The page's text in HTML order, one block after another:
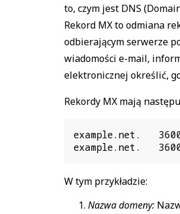
to, czym jest DNS
Rekord MX to odmiana
odbierającym serwerze
wiadomości e-mail,
elektronicznej określić,
Rekordy MX mają
example.net.
example.net.
W tym przykładzie:
Nazwa domeny: